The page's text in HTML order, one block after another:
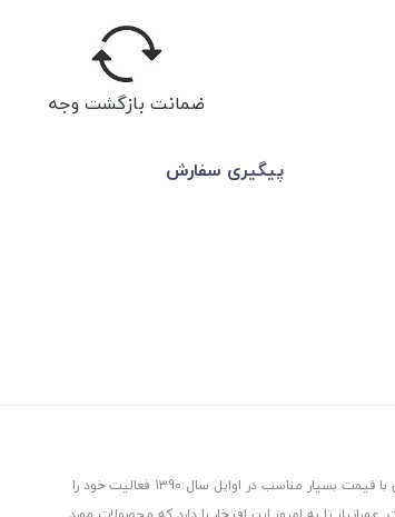
ضمانت بازگشت وجه
پیگیری سفارش
عمرانیاز در راستای توزیع و پخش لوازم و تجهیزات ساختمانی با هدف ارسال کالاهای مورد نیاز مشتریان گرامی با قیمت بسیار مناسب در اوایل سال 1390 فعالیت خود را